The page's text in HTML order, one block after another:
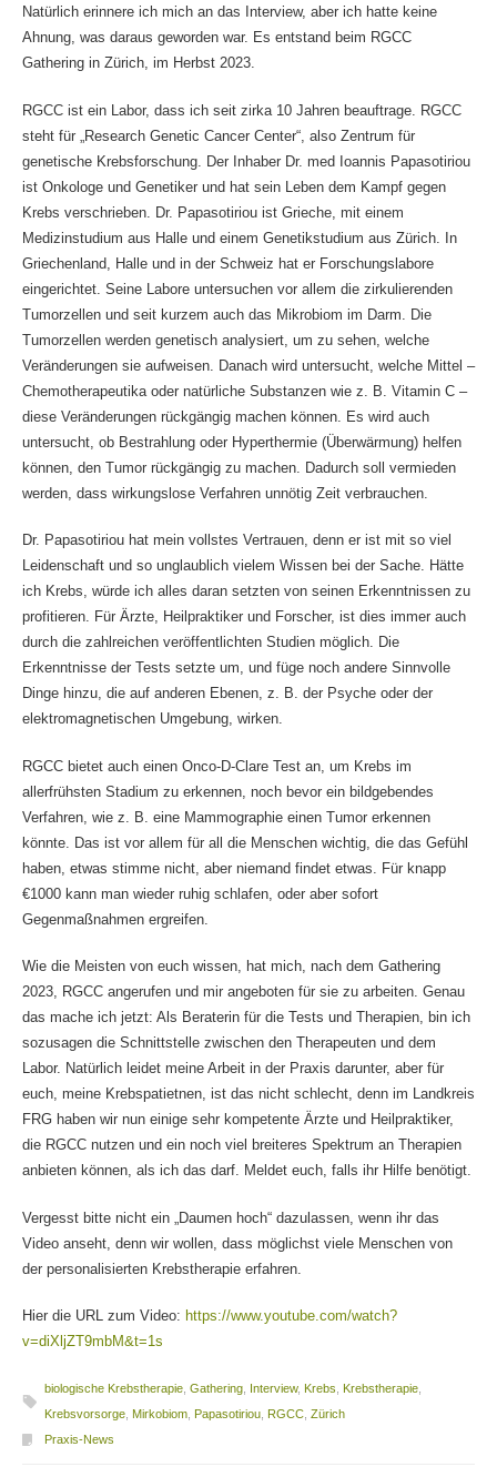
Natürlich erinnere ich mich an das Interview, aber ich hatte keine
Ahnung, was daraus geworden war. Es entstand beim RGCC
Gathering in Zürich, im Herbst 2023.
RGCC ist ein Labor, dass ich seit zirka 10 Jahren beauftrage. RGCC
steht für „Research Genetic Cancer Center“, also Zentrum für
genetische Krebsforschung. Der Inhaber Dr. med Ioannis Papasotiriou
ist Onkologe und Genetiker und hat sein Leben dem Kampf gegen
Krebs verschrieben. Dr. Papasotiriou ist Grieche, mit einem
Medizinstudium aus Halle und einem Genetikstudium aus Zürich. In
Griechenland, Halle und in der Schweiz hat er Forschungslabore
eingerichtet. Seine Labore untersuchen vor allem die zirkulierenden
Tumorzellen und seit kurzem auch das Mikrobiom im Darm. Die
Tumorzellen werden genetisch analysiert, um zu sehen, welche
Veränderungen sie aufweisen. Danach wird untersucht, welche Mittel –
Chemotherapeutika oder natürliche Substanzen wie z. B. Vitamin C –
diese Veränderungen rückgängig machen können. Es wird auch
untersucht, ob Bestrahlung oder Hyperthermie (Überwärmung) helfen
können, den Tumor rückgängig zu machen. Dadurch soll vermieden
werden, dass wirkungslose Verfahren unnötig Zeit verbrauchen.
Dr. Papasotiriou hat mein vollstes Vertrauen, denn er ist mit so viel
Leidenschaft und so unglaublich vielem Wissen bei der Sache. Hätte
ich Krebs, würde ich alles daran setzten von seinen Erkenntnissen zu
profitieren. Für Ärzte, Heilpraktiker und Forscher, ist dies immer auch
durch die zahlreichen veröffentlichten Studien möglich. Die
Erkenntnisse der Tests setzte um, und füge noch andere Sinnvolle
Dinge hinzu, die auf anderen Ebenen, z. B. der Psyche oder der
elektromagnetischen Umgebung, wirken.
RGCC bietet auch einen Onco-D-Clare Test an, um Krebs im
allerfrühsten Stadium zu erkennen, noch bevor ein bildgebendes
Verfahren, wie z. B. eine Mammographie einen Tumor erkennen
könnte. Das ist vor allem für all die Menschen wichtig, die das Gefühl
haben, etwas stimme nicht, aber niemand findet etwas. Für knapp
€1000 kann man wieder ruhig schlafen, oder aber sofort
Gegenmaßnahmen ergreifen.
Wie die Meisten von euch wissen, hat mich, nach dem Gathering
2023, RGCC angerufen und mir angeboten für sie zu arbeiten. Genau
das mache ich jetzt: Als Beraterin für die Tests und Therapien, bin ich
sozusagen die Schnittstelle zwischen den Therapeuten und dem
Labor. Natürlich leidet meine Arbeit in der Praxis darunter, aber für
euch, meine Krebspatietnen, ist das nicht schlecht, denn im Landkreis
FRG haben wir nun einige sehr kompetente Ärzte und Heilpraktiker,
die RGCC nutzen und ein noch viel breiteres Spektrum an Therapien
anbieten können, als ich das darf. Meldet euch, falls ihr Hilfe benötigt.
Vergesst bitte nicht ein „Daumen hoch“ dazulassen, wenn ihr das
Video anseht, denn wir wollen, dass möglichst viele Menschen von
der personalisierten Krebstherapie erfahren.
Hier die URL zum Video: https://www.youtube.com/watch?
v=diXljZT9mbM&t=1s
biologische Krebstherapie, Gathering, Interview, Krebs Krebstherapie,
Krebsvorsorge, Mirkobiom, Papasotiriou, RGCC, Zürich
Praxis-News